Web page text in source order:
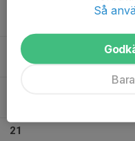
19
21
Så